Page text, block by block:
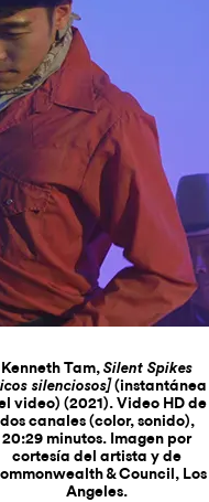
Kenneth Tam, Silent Spikes
silenciosos](instantánea
video) (2021). Video HD de
dos canales (color, sonido),
20:29 minutos. Imagen por
cortesía del artista y de
& Council, Los
Angeles.